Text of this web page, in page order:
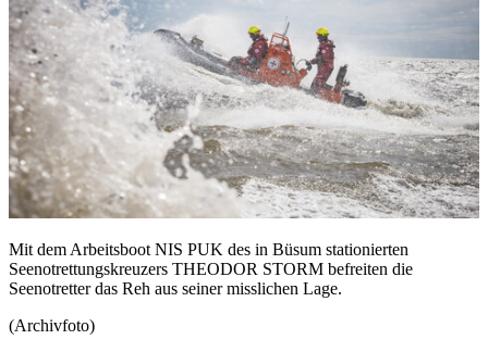
Mit dem Arbeitsboot NIS PUK des in Büsum stationierten
Seenotrettungskreuzers THEODOR STORM befreiten die
Seenotretter das Reh aus seiner misslichen Lage.
(Archivfoto)